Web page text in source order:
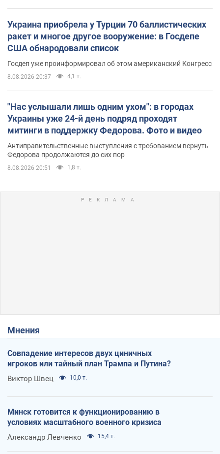
Украина приобрела у Турции 70 баллистических
ракет и многое другое вооружение: в Госдепе
США обнародовали список
Госдеп уже проинформировал об этом американский Конгресс
8.08.2026 20:37 4,1 т.
"Нас услышали лишь одним ухом": в городах
Украины уже 24-й день подряд проходят
митинги в поддержку Федорова. Фото и видео
Антиправительственные выступления с требованием вернуть
Федорова продолжаются до сих пор
8.08.2026 20:51 1,8 т.
Мнения
Совпадение интересов двух циничных
игроков или тайный план Трампа и Путина?
Виктор Швец 10,0 т.
Минск готовится к функционированию в
условиях масштабного военного кризиса
Александр Левченко 15,4 т.